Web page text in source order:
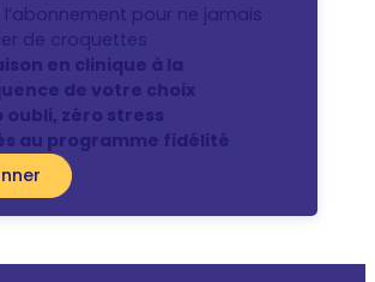
l’abonnement pour ne jamais
de croquettes
en clinique à la
de votre choix
oubli, zéro stress
au programme fidélité